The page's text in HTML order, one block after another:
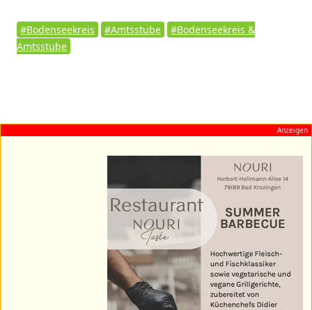
#Bodenseekreis #Amtsstube
#Bodenseekreis &
Amtsstube
Anzeigen